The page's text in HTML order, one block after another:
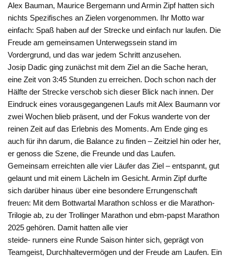
Alex Bauman, Maurice Bergemann und Armin Zipf hatten sich
nichts Spezifisches an Zielen vorgenommen. Ihr Motto war
einfach: Spaß haben auf der Strecke und einfach nur laufen. Die
Freude am gemeinsamen Unterwegssein stand im
Vordergrund, und das war jedem Schritt anzusehen.
Josip Dadic ging zunächst mit dem Ziel an die Sache heran,
eine Zeit von 3:45 Stunden zu erreichen. Doch schon nach der
Hälfte der Strecke verschob sich dieser Blick nach innen. Der
Eindruck eines vorausgegangenen Laufs mit Alex Baumann vor
zwei Wochen blieb präsent, und der Fokus wanderte von der
reinen Zeit auf das Erlebnis des Moments. Am Ende ging es
auch für ihn darum, die Balance zu finden – Zeitziel hin oder her,
er genoss die Szene, die Freunde und das Laufen.
Gemeinsam erreichten alle vier Läufer das Ziel – entspannt, gut
gelaunt und mit einem Lächeln im Gesicht. Armin Zipf durfte
sich darüber hinaus über eine besondere Errungenschaft
freuen: Mit dem Bottwartal Marathon schloss er die Marathon-
Trilogie ab, zu der Trollinger Marathon und ebm-papst Marathon
2025 gehören. Damit hatten alle vier
steide- runners eine Runde Saison hinter sich, geprägt von
Teamgeist, Durchhaltevermögen und der Freude am Laufen. Ein